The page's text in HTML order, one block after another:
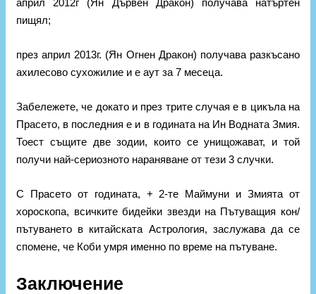
пищял;
през април 2013г. (Ян Огнен Дракон) получава разкъсано
ахилесово сухожилие и е аут за 7 месеца.
Забележете, че докато и през трите случая е в цикъла на
Прасето, в последния е и в годината на Ин Водната Змия.
Тоест същите две зодии, които се унищожават, и той
получи най-сериозното нараняване от тези 3 случки.
С Прасето от годината, + 2-те Маймуни и Змията от
хороскопа, всичките бидейки звезди на Пътуващия кон/
пътуването в китайската Астрология, заслужава да се
спомене, че Коби умря именно по време на пътуване.
Заключение